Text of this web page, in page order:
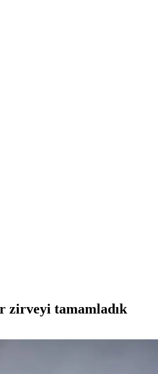
zirveyi tamamladık